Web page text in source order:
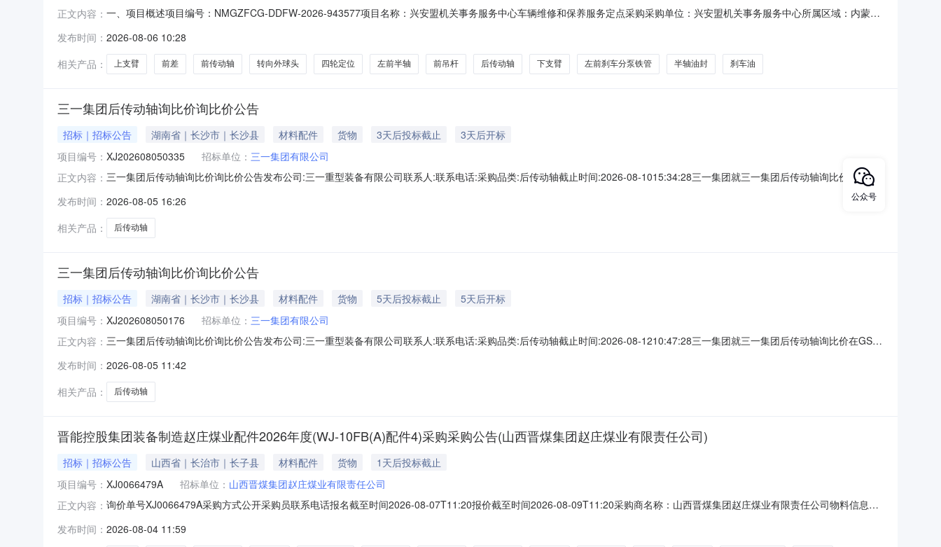
正文内容： 一、项目概述项目编号：NMGZFCG-DDFW-2026-943577项目名称：兴安盟机关事务服务中心车辆维修和保养服务定点采购采购单位：兴安盟机关事务服务中心所属区域：内蒙古
方式：电子卖场（定点服务）二、需求明细编号项目需求数量计量单位1前传动轴1个2后传动轴1个3左前刹车分泵铁管1个4刹车油3个5上支臂2个
发布时间： 2026-08-06 10:28
相关产品：
上支臂 前差 前传动轴 转向外球头 四轮定位 左前半轴 前吊杆 后传动轴 下支臂 左前刹车分泵铁管 半轴油封 刹车油
三一集团后传动轴询比价询比价公告
招标｜招标公告 湖南省｜长沙市｜长沙县 材料配件 货物 3天后投标截止
3天后开标
项目编号： XJ202608050335 招标单位： 三一集团有限公司
正文内容： 三一集团后传动轴询比价询比价公告发布公司:三一重型装备有限公司联系人:联系电话:采购品类:后传动轴截止时间:2026-08-1015:34:28三一集团就三一集团后传动轴询比价在GSP
平台在线招标厅进行电子采购，现公开邀请合格投标人进行网上电子投标。一、项目内容项目标号：XJ202608050335项目标名：三一集团后传动轴询比价二、投标人资格要求：
1、投标单位必须对投标的物料技术要求全部进行确认后才能参加。2、投标单位不得给他人借、卖或挂靠资质，如有此种情况，经查证核实后，立即取消其投标资格，并纳入黑名
单。3、投
发布时间： 2026-08-05 16:26
相关产品：
后传动轴
三一集团后传动轴询比价询比价公告
招标｜招标公告 湖南省｜长沙市｜长沙县 材料配件 货物 5天后投标截止
5天后开标
项目编号： XJ202608050176 招标单位： 三一集团有限公司
正文内容： 三一集团后传动轴询比价询比价公告发布公司:三一重型装备有限公司联系人:联系电话:采购品类:后传动轴截止时间:2026-08-1210:47:28三一集团就三一集团后传动轴询比价在GSP
1、投标单位必须对投标的物料技术要求全部进行确认后才能参加。2、投标单位不得给他人借、卖或挂靠资质，如有此种情况，经查证核实后，立即取消其投标资格，并纳入黑名
单。3、投
发布时间： 2026-08-05 11:42
相关产品：
后传动轴
晋能控股集团装备制造赵庄煤业配件2026年度(WJ-10FB(A)配件4)采购采购公告(山西晋煤集团赵庄煤业有限责任公司)
招标｜招标公告 山西省｜长治市｜长子县 材料配件 货物
1天后投标截止
项目编号： XJ0066479A 招标单位： 山西晋煤集团赵庄煤业有限责任公司
正文内容： 询价单号XJ0066479A采购方式公开采购员联系电话报名截至时间2026-08-07T11:20报价截至时间2026-08-09T11:20采购商名称：山西晋煤集团赵庄煤业有限责任公司物料信息物
㎡1.0件2026-10-2850178362液位传感器液位传感器\YW-210WJ-10FB(A)昆山晋桦豹胶轮车制造股份有限公司电阻
发布时间： 2026-08-04 11:59
公众号